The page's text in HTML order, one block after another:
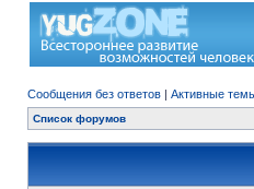
Сообщения без ответов | Активные
Список форумов